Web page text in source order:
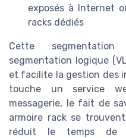
exposés à Internet
racks dédiés
Cette
segmentation logique
et facilite la gestion des
touche un service
messagerie, le fait de
armoire rack se
réduit le temps de